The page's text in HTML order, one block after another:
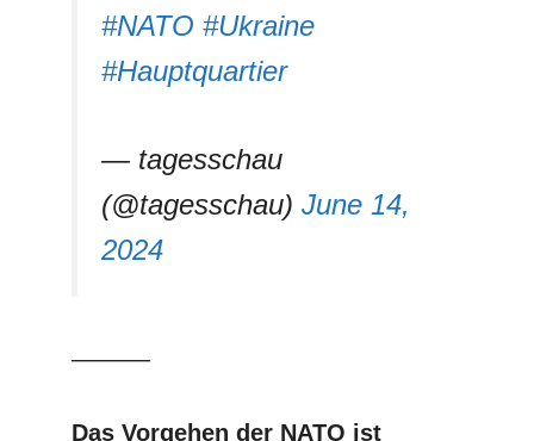
#NATO #Ukraine
#Hauptquartier
— tagesschau
(@tagesschau) June 14,
2024
––––––
Das Vorgehen der NATO ist